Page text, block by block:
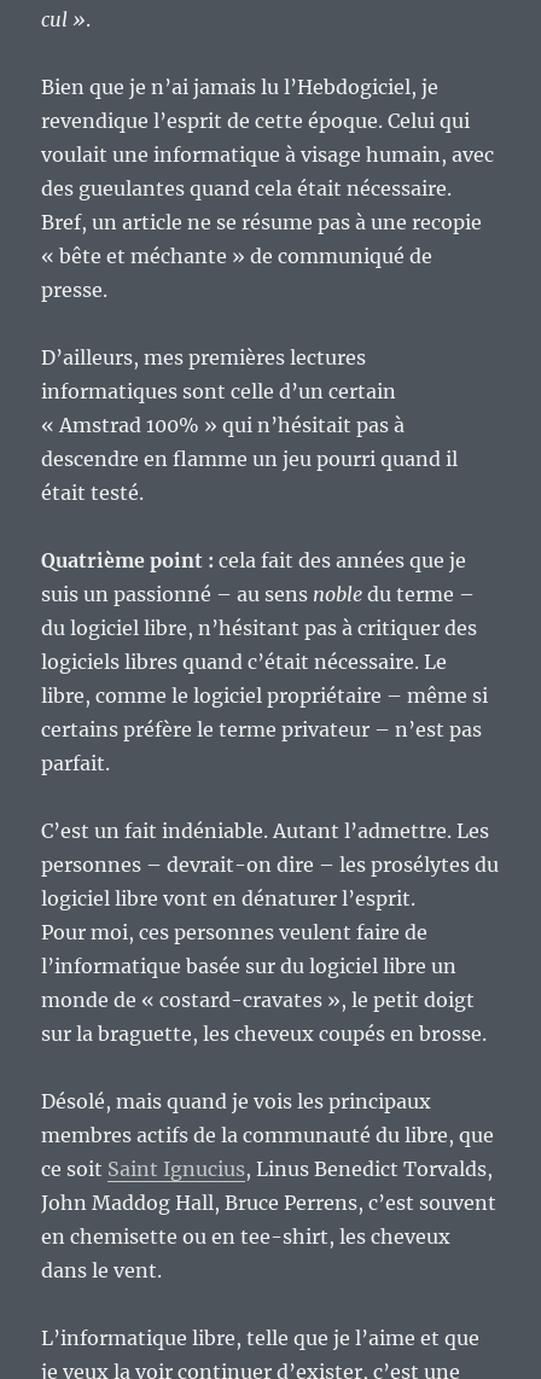
cul ».
Bien que je n’ai jamais lu l’Hebdogiciel, je
revendique l’esprit de cette époque. Celui qui
voulait une informatique à visage humain, avec
des gueulantes quand cela était nécessaire.
Bref, un article ne se résume pas à une recopie
« bête et méchante » de communiqué de
presse.
D’ailleurs, mes premières lectures
informatiques sont celle d’un certain
« Amstrad 100% » qui n’hésitait pas à
descendre en flamme un jeu pourri quand il
était testé.
Quatrième point : cela fait des années que je
suis un passionné – au sens noble du terme –
du logiciel libre, n’hésitant pas à critiquer des
logiciels libres quand c’était nécessaire. Le
libre, comme le logiciel propriétaire – même si
certains préfère le terme privateur – n’est pas
parfait.
C’est un fait indéniable. Autant l’admettre. Les
personnes – devrait-on dire – les prosélytes du
logiciel libre vont en dénaturer l’esprit.
Pour moi, ces personnes veulent faire de
l’informatique basée sur du logiciel libre un
monde de « costard-cravates », le petit doigt
sur la braguette, les cheveux coupés en brosse.
Désolé, mais quand je vois les principaux
membres actifs de la communauté du libre, que
ce soit Saint Ignucius, Linus Benedict Torvalds,
John Maddog Hall, Bruce Perrens, c’est souvent
en chemisette ou en tee-shirt, les cheveux
dans le vent.
L’informatique libre, telle que je l’aime et que
je veux la voir continuer d’exister, c’est une